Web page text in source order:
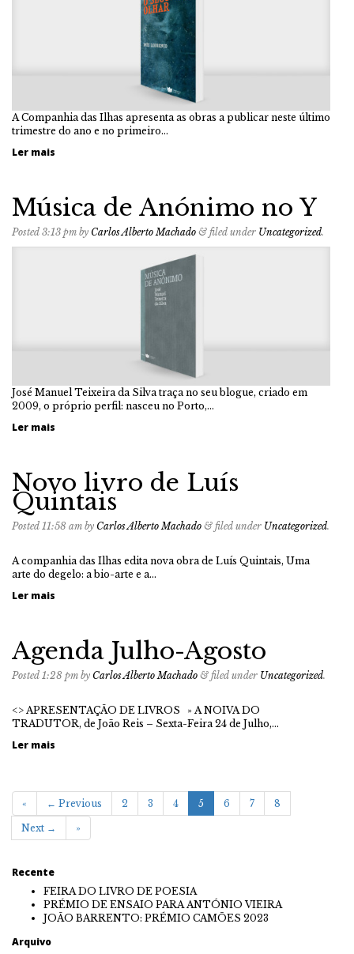
A Companhia das Ilhas apresenta as obras a publicar neste último
trimestre do ano e no primeiro…
Ler mais
Música de Anónimo no Y
Posted 3:13 pm by Carlos Alberto Machado & filed under Uncategorized.
José Manuel Teixeira da Silva traça no seu blogue, criado em
2009, o próprio perfil: nasceu no Porto,…
Ler mais
Novo livro de Luís
Quintais
Posted 11:58 am by Carlos Alberto Machado & filed under Uncategorized.
A companhia das Ilhas edita nova obra de Luís Quintais, Uma
arte do degelo: a bio-arte e a…
Ler mais
Agenda Julho-Agosto
Posted 1:28 pm by Carlos Alberto Machado & filed under Uncategorized.
<> APRESENTAÇÃO DE LIVROS » A NOIVA DO
TRADUTOR, de João Reis – Sexta-Feira 24 de Julho,…
Ler mais
« ← Previous 2 3 4 5 6 7 8
Next → »
Recente
FEIRA DO LIVRO DE POESIA
PRÉMIO DE ENSAIO PARA ANTÓNIO VIEIRA
JOÃO BARRENTO: PRÉMIO CAMÕES 2023
Arquivo